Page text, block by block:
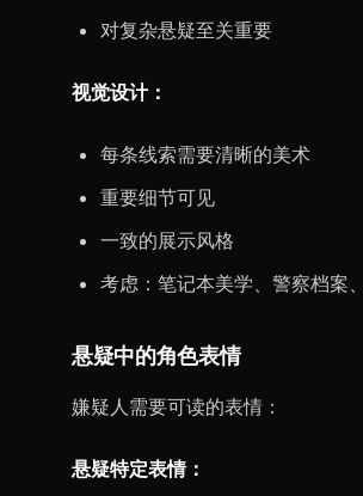
对复杂悬疑至关重要
视觉设计：
每条线索需要清晰的美术
重要细节可见
一致的展示风格
考虑：笔记本美学、警察档案
悬疑中的角色表情
嫌疑人需要可读的表情：
悬疑特定表情：